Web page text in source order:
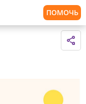
ПОМОЧЬ